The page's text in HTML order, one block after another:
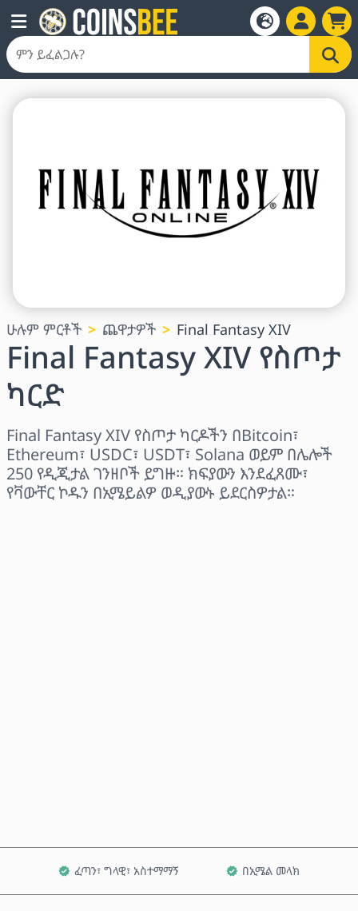
ሁሉም ምርቶች ጨዋታዎች Final Fantasy XIV
Final Fantasy XIV የስጦታ
ካርድ
Final Fantasy XIV የስጦታ ካርዶችን በBitcoin፣
Ethereum፣ USDC፣ USDT፣ Solana ወይም በሌሎች
250 የዲጂታል ገንዘቦች ይግዙ። ክፍያውን እንደፈጸሙ፣
የቫውቸር ኮዱን በኢሜይልዎ ወዲያውኑ ይደርስዎታል።
ፈጣን፣ ግላዊ፣ አስተማማኝ በኢሜል መላክ